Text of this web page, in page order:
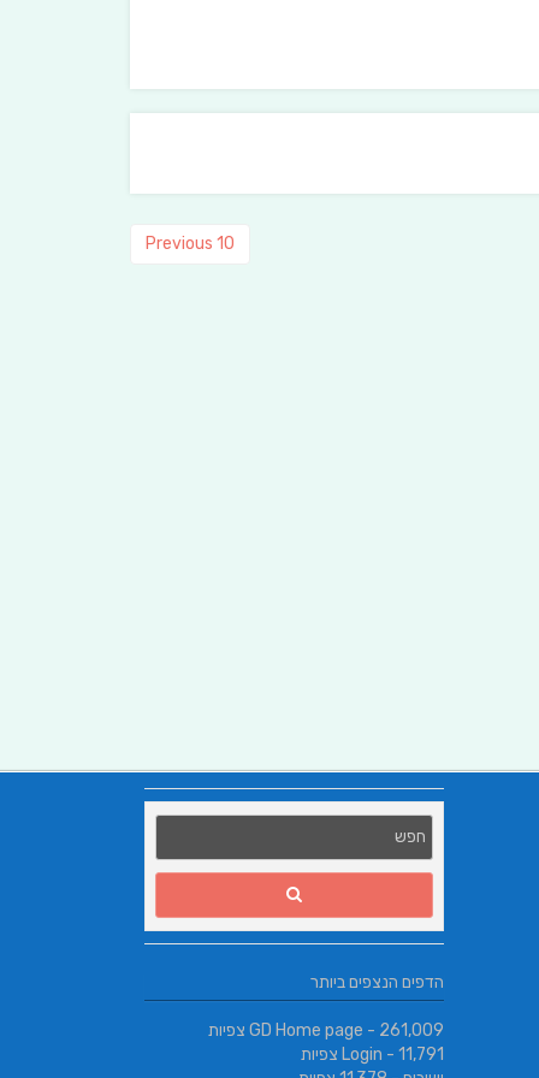
Previous
Previous 10
הדפים הנצפים ביותר
GD Home page - 261,009 צפיות
Login - 11,791 צפיות